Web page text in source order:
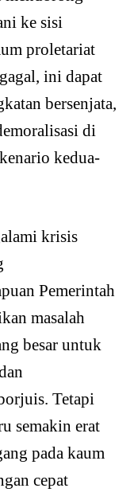
ke sisi
proletariat
ini dapat
bersenjata,
di
kedua-
krisis
Pemerintah
masalah
besar untuk
Tetapi
semakin erat
pada kaum
cepat